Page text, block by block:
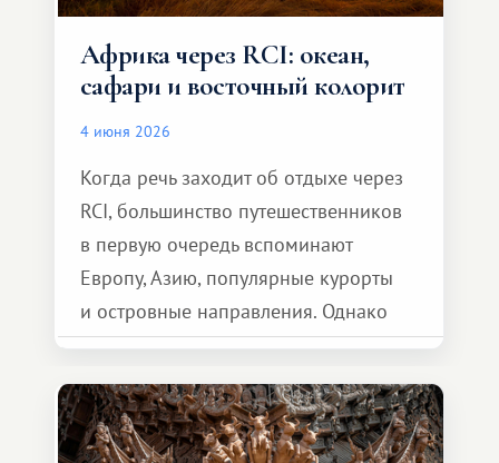
Африка через RCI: океан,
сафари и восточный колорит
4 июня 2026
Когда речь заходит об отдыхе через
RCI, большинство путешественников
в первую очередь вспоминают
Европу, Азию, популярные курорты
и островные направления. Однако
возможности обменной системы
значительно шире. Среди них есть
и Африка — континент, который
способен подарить совершенно иной